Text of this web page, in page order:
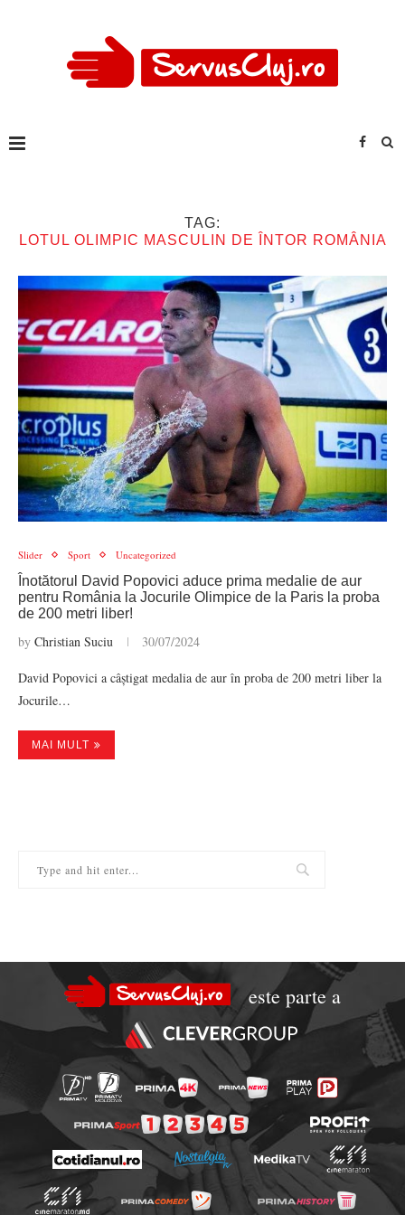
TAG:
LOTUL OLIMPIC MASCULIN DE ÎNTOR ROMÂNIA
Slider Sport Uncategorized
Înotătorul David Popovici aduce prima medalie de aur
pentru România la Jocurile Olimpice de la Paris la proba
de 200 metri liber!
by Christian Suciu 30/07/2024
David Popovici a câștigat medalia de aur în proba de 200 metri liber la
Jocurile…
MAI MULT
este parte a